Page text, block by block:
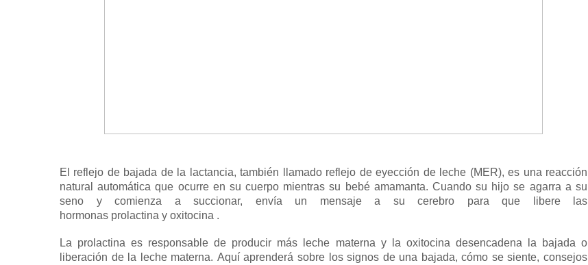
El reflejo de bajada de la lactancia, también llamado reflejo de eyección de leche (MER), es una reacción
natural automática que ocurre en su cuerpo mientras su bebé amamanta. Cuando su hijo se agarra a su
seno y comienza a succionar, envía un mensaje a su cerebro para que libere las
hormonas prolactina y oxitocina .
La prolactina es responsable de producir más leche materna y la oxitocina desencadena la bajada o
liberación de la leche materna. Aquí aprenderá sobre los signos de una bajada, cómo se siente, consejos